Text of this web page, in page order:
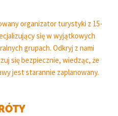
organizator turystyki z 15-
się w wyjątkowych
grupach. Odkryj z nami
się bezpiecznie, wiedząc, że
jest starannie zaplanowany.